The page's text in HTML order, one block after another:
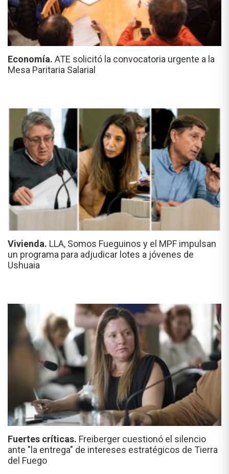
Economía. ATE solicitó la convocatoria urgente a la
Mesa Paritaria Salarial
Vivienda. LLA, Somos Fueguinos y el MPF impulsan
un programa para adjudicar lotes a jóvenes de
Ushuaia
Fuertes críticas. Freiberger cuestionó el silencio
ante "la entrega" de intereses estratégicos de Tierra
del Fuego